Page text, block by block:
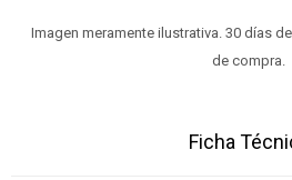
Imagen meramente ilustrativa. 30 días
de compra.
Ficha